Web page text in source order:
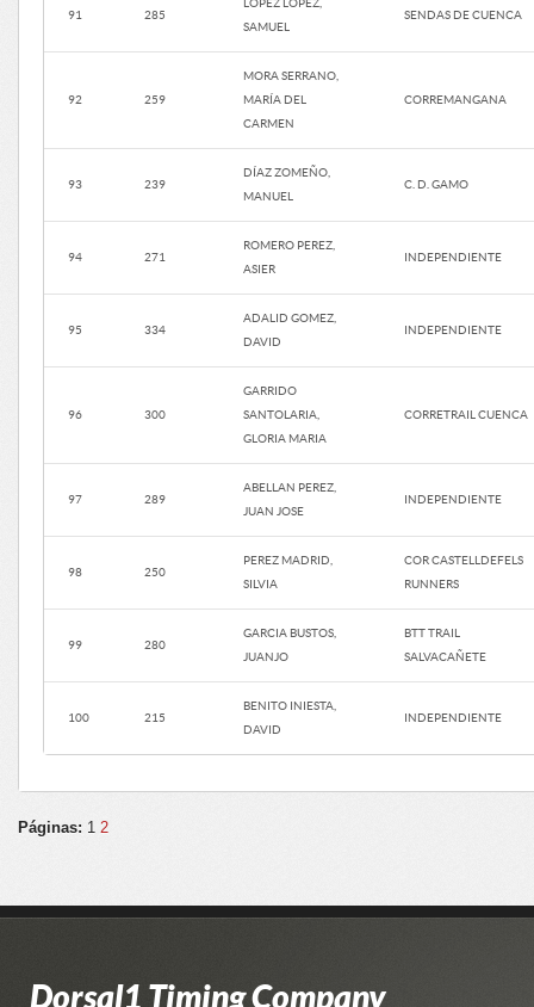
91 285
LOPEZ LOPEZ,
SAMUEL
SENDAS DE CUENCA
92 259
MORA SERRANO,
MARÍA DEL
CARMEN
CORREMANGANA
93 239
DÍAZ ZOMEÑO,
MANUEL
C. D. GAMO
94 271
ROMERO PEREZ,
ASIER
INDEPENDIENTE
95 334
ADALID GOMEZ,
DAVID
INDEPENDIENTE
96 300
GARRIDO
SANTOLARIA,
GLORIA MARIA
CORRETRAIL CUENCA
97 289
ABELLAN PEREZ,
JUAN JOSE
INDEPENDIENTE
98 250
PEREZ MADRID,
SILVIA
COR CASTELLDEFELS
RUNNERS
99 280
GARCIA BUSTOS,
JUANJO
BTT TRAIL
SALVACAÑETE
100 215
BENITO INIESTA,
DAVID
INDEPENDIENTE
Páginas: 1 2
Dorsal1 Timing Company